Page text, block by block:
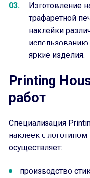
Изготовление
трафаретной
наклейки
использованию
яркие изделия.
Printing
работ
Специализация
наклеек с
осуществляет:
производство